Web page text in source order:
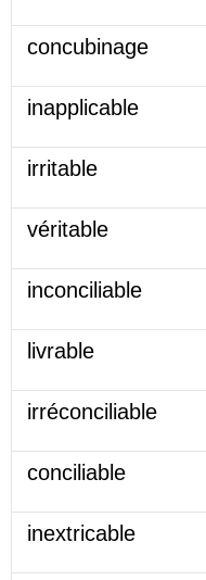
concubinage
inapplicable
irritable
véritable
inconciliable
livrable
irréconciliable
conciliable
inextricable